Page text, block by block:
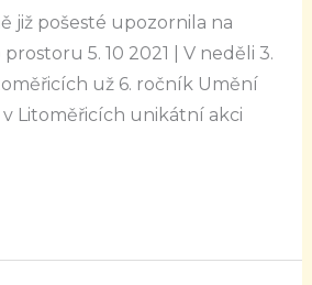
již pošesté upozornila na
5. 10 2021 | V neděli 3.
už 6. ročník Umění
v Litoměřicích unikátní akci